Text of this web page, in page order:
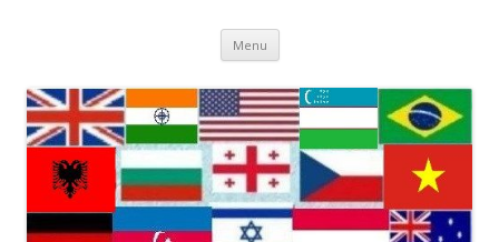
Menu Skip
content